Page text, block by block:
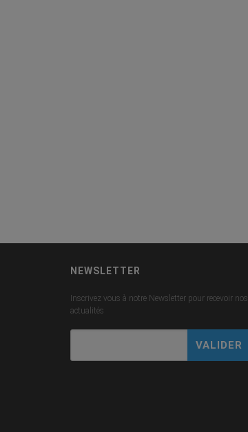
NEWSLETTER
Inscrivez vous à notre Newsletter pour recevoir nos
actualités